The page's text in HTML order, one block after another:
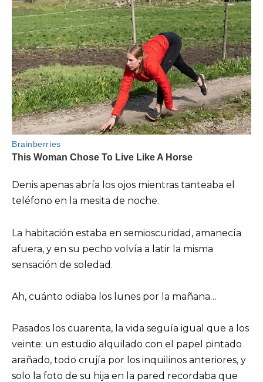
Denis apenas abría los ojos mientras tanteaba el
teléfono en la mesita de noche.
La habitación estaba en semi­oscuridad, amanecía
afuera, y en su pecho volvía a latir la misma
sensación de soledad.
Ah, cuánto odiaba los lunes por la mañana…
Pasados los cuarenta, la vida seguía igual que a los
veinte: un estudio alquilado con el papel pintado
arañado, todo crujía por los inquilinos anteriores, y
solo la foto de su hija en la pared recordaba que